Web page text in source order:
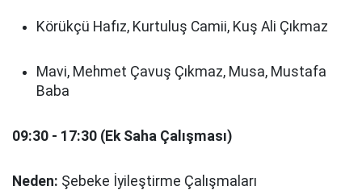
Körükçü Hafız, Kurtuluş Camii, Kuş Ali Çıkmaz
Mavi, Mehmet Çavuş Çıkmaz, Musa, Mustafa
Baba
09:30 - 17:30 (Ek Saha Çalışması)
Neden: Şebeke İyileştirme Çalışmaları